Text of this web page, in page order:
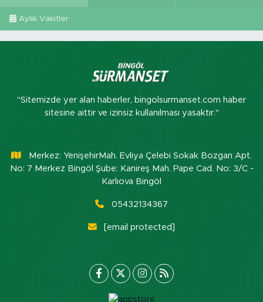
Aylık Vakitler
"Sitemizde yer alan haberler, bingolsurmanset.com haber
sitesine aittir ve izinsiz kullanılması yasaktır."
Merkez: YenişehirMah. Evliya Çelebi Sokak Bozgan Apt.
No: 7 Merkez Bingöl Şube: Kanireş Mah. Pape Cad. No: 3/C -
Karlıova Bingöl
05432134367
[email protected]